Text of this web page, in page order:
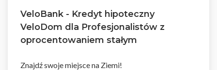
VeloBank - Kredyt hipoteczny
VeloDom dla Profesjonalistów z
oprocentowaniem stałym
Znajdź swoje miejsce na Ziemi!